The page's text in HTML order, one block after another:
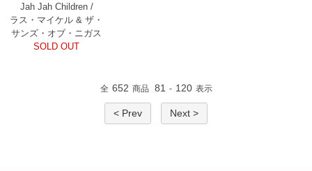
Jah Jah Children /
ラス・マイケル & ザ・
サンズ・オブ・ニガス
SOLD OUT
全 652 商品 81 - 120 表示
< Prev Next >